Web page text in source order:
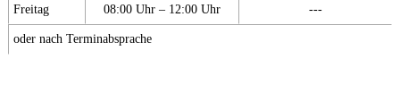
Freitag 08:00 Uhr – 12:00 Uhr ---
oder nach Terminabsprache